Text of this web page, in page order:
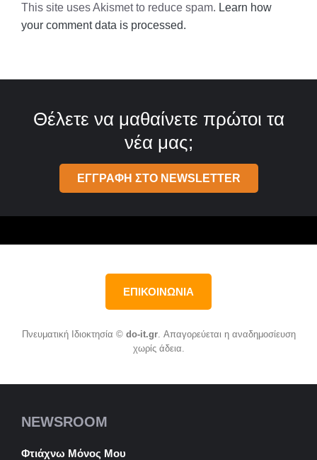
This site uses Akismet to reduce spam. Learn how
your comment data is processed.
Θέλετε να μαθαίνετε πρώτοι τα
νέα μας;
ΕΓΓΡΑΦΗ ΣΤΟ NEWSLETTER
ΕΠΙΚΟΙΝΩΝΙΑ
Πνευματική Ιδιοκτησία © do-it.gr. Απαγορεύεται η αναδημοσίευση
χωρίς άδεια.
NEWSROOM
Φτιάχνω Μόνος Μου